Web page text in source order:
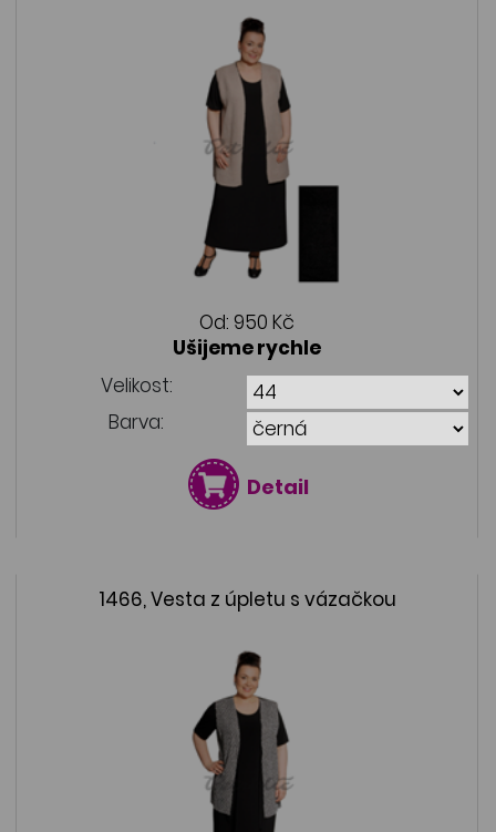
Od: 950 Kč
Ušijeme rychle
Velikost:
Barva:
Detail
1466, Vesta z úpletu s vázačkou